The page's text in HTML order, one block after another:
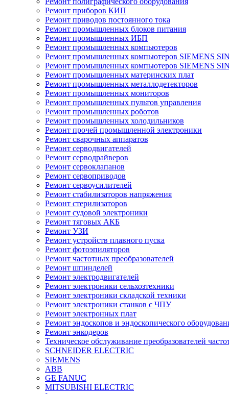
Ремонт приборов КИП
Ремонт приводов постоянного тока
Ремонт промышленных блоков питания
Ремонт промышленных ИБП
Ремонт промышленных компьютеров
Ремонт промышленных компьютеров SIEMENS
Ремонт промышленных компьютеров SIEMENS
Ремонт промышленных материнских плат
Ремонт промышленных металлодетекторов
Ремонт промышленных мониторов
Ремонт промышленных пультов управления
Ремонт промышленных роботов
Ремонт промышленных холодильников
Ремонт прочей промышленной электроники
Ремонт сварочных аппаратов
Ремонт серводвигателей
Ремонт серводрайверов
Ремонт сервоклапанов
Ремонт сервоприводов
Ремонт сервоусилителей
Ремонт стабилизаторов напряжения
Ремонт стерилизаторов
Ремонт судовой электроники
Ремонт тяговых АКБ
Ремонт УЗИ
Ремонт устройств плавного пуска
Ремонт фотоэпиляторов
Ремонт частотных преобразователей
Ремонт шпинделей
Ремонт электродвигателей
Ремонт электроники сельхозтехники
Ремонт электроники складской техники
Ремонт электроники станков с ЧПУ
Ремонт электронных плат
Ремонт эндоскопов и эндоскопического
Ремонт энкодеров
Техническое обслуживание преобразователей
SCHNEIDER ELECTRIC
SIEMENS
ABB
GE FANUC
MITSUBISHI ELECTRIC